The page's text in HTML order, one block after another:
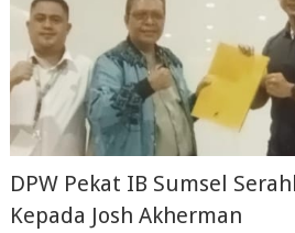
DPW Pekat IB Sumsel
Kepada Josh Akherman